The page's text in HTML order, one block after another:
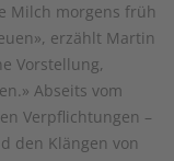
Milch morgens früh
erzählt Martin
Vorstellung,
Abseits vom
Verpflichtungen –
den Klängen von